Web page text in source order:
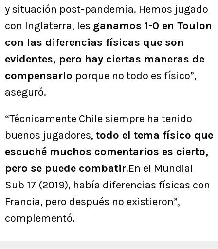
y situación post-pandemia. Hemos jugado
con Inglaterra, les ganamos 1-0 en Toulon
con las diferencias físicas que son
evidentes, pero hay ciertas maneras de
compensarlo porque no todo es físico”,
aseguró.
“Técnicamente Chile siempre ha tenido
buenos jugadores, todo el tema físico que
escuché muchos comentarios es cierto,
pero se puede combatir.En el Mundial
Sub 17 (2019), había diferencias físicas con
Francia, pero después no existieron”,
complementó.